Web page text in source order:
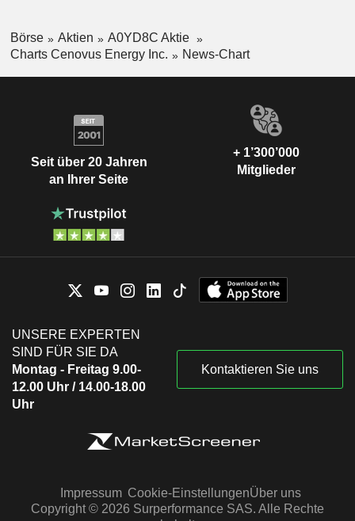
Börse Aktien
A0YD8C Aktie
Charts Cenovus Energy Inc.
News-Chart
Seit über 20 Jahren
an Ihrer Seite
+ 1’300’000
Mitglieder
UNSERE EXPERTEN
SIND FÜR SIE DA
Montag - Freitag 9.00-
12.00 Uhr / 14.00-18.00
Uhr
Kontaktieren Sie uns
Impressum Cookie-EinstellungenÜber uns
Copyright © 2026 Surperformance SAS. Alle Rechte